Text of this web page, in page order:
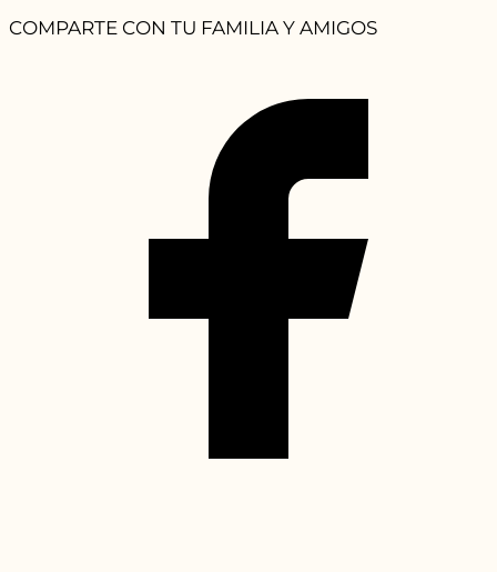
COMPARTE CON TU FAMILIA Y AMIGOS